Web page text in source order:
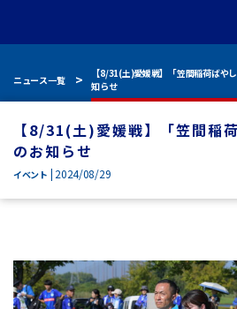
ニュース一覧
【8/31(土)愛媛戦】「笠間稲荷ばや
知らせ
【8/31(土)愛媛戦】「笠間稲
のお知らせ
イベント | 2024/08/29